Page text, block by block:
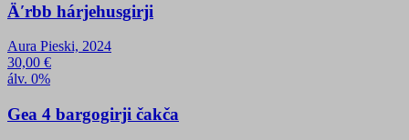
Äʹrbb hárjehusgirji
Aura Pieski, 2024
30,00 €
álv. 0%
Gea 4 bargogirji čakča